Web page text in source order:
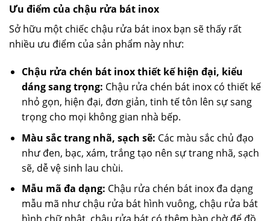
Ưu điểm của chậu rửa bát inox
Sở hữu một chiếc chậu rửa bát inox bạn sẽ thấy rất
nhiều ưu điểm của sản phẩm này như:
Chậu rửa chén bát inox thiết kế hiện đại, kiểu
dáng sang trọng: Chậu rửa chén bát inox có thiết kế
nhỏ gọn, hiện đại, đơn giản, tinh tế tôn lên sự sang
trọng cho mọi không gian nhà bếp.
Màu sắc trang nhã, sạch sẽ: Các màu sắc chủ đạo
như đen, bạc, xám, trắng tạo nên sự trang nhã, sạch
sẽ, dễ vệ sinh lau chùi.
Mẫu mã đa dạng: Chậu rửa chén bát inox đa dạng
mẫu mã như chậu rửa bát hình vuông, chậu rửa bát